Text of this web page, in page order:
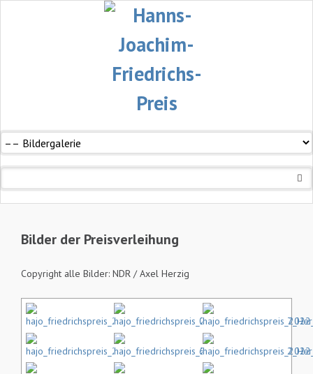
überspringen
Bilder der Preisverleihung
Copyright alle Bilder: NDR / Axel Herzig